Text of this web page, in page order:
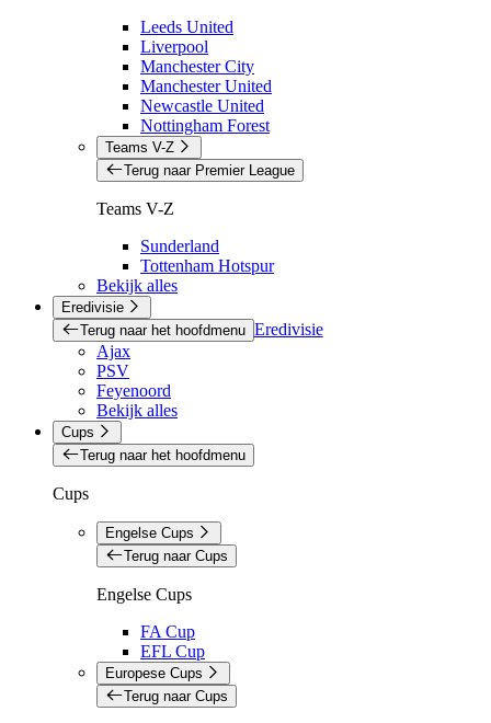
Leeds United
Liverpool
Manchester City
Manchester United
Newcastle United
Nottingham Forest
Teams V-Z
Terug naar Premier League
Teams V-Z
Sunderland
Tottenham Hotspur
Bekijk alles
Eredivisie
Terug naar het hoofdmenu Eredivisie
Ajax
PSV
Feyenoord
Bekijk alles
Cups
Terug naar het hoofdmenu
Cups
Engelse Cups
Terug naar Cups
Engelse Cups
FA Cup
EFL Cup
Europese Cups
Terug naar Cups